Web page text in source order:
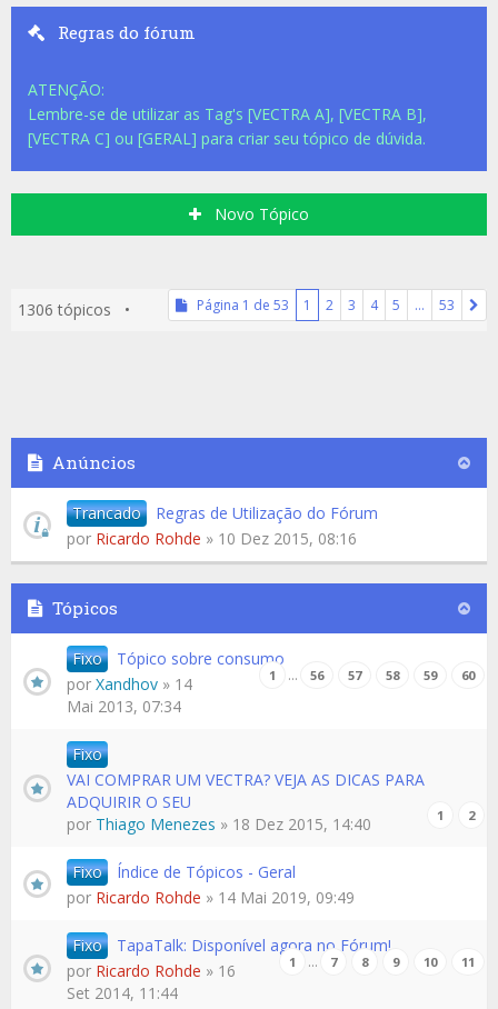
Regras do fórum
ATENÇÃO:
Lembre-se de utilizar as Tag's [VECTRA A], [VECTRA B],
[VECTRA C] ou [GERAL] para criar seu tópico de dúvida.
Novo Tópico
1306 tópicos • Página 1 de 53 1 2 3 4 5 … 53
Anúncios
Trancado
Regras de Utilização do Fórum
por Ricardo Rohde » 10 Dez 2015, 08:16
Tópicos
Fixo Tópico sobre consumo
1 … 56 57 58 59 60
por Xandhov » 14
Mai 2013, 07:34
Fixo
VAI COMPRAR UM VECTRA? VEJA AS DICAS PARA
ADQUIRIR O SEU
1 2
por Thiago Menezes » 18 Dez 2015, 14:40
Fixo
Índice de Tópicos - Geral
por Ricardo Rohde » 14 Mai 2019, 09:49
Fixo TapaTalk: Disponível agora no Fórum!
1 … 7 8 9 10 11
por Ricardo Rohde » 16
Set 2014, 11:44